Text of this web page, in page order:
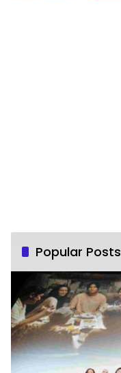
Popular Posts